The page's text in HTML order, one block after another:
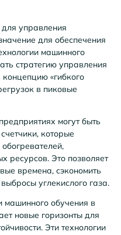
управления
для обеспечения
машинного
стратегию управления
«гибкого
в пиковые
могут быть
которые
ресурсов. Это позволяет
времена, сэкономить
углекислого газа.
машинного обучения в
новые горизонты для
Эти технологии